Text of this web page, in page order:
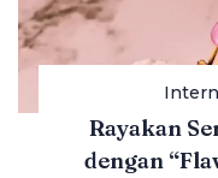
Rayakan
dengan